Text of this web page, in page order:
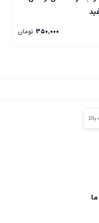
350,000 تومان
ما